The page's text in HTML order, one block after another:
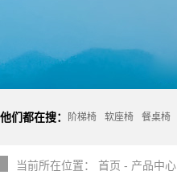
他们都在搜： 阶梯椅 软座椅 餐桌椅
当前所在位置： 首页 - 产品中心